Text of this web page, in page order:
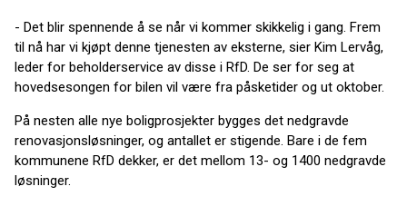
- Det blir spennende å se når vi kommer skikkelig i gang. Frem
til nå har vi kjøpt denne tjenesten av eksterne, sier Kim Lervåg,
leder for beholderservice av disse i RfD. De ser for seg at
hovedsesongen for bilen vil være fra påsketider og ut oktober.
På nesten alle nye boligprosjekter bygges det nedgravde
renovasjonsløsninger, og antallet er stigende. Bare i de fem
kommunene RfD dekker, er det mellom 13- og 1400 nedgravde
løsninger.